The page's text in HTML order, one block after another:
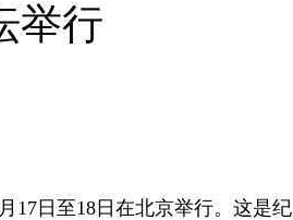
举行
17日至18日在北京举行。这是纪